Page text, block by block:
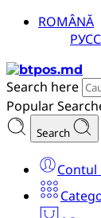
ROMÂNĂ
Search here
Popular
Search
Contul